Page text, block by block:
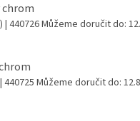
chrom
| 440726Můžeme doručit do:
| 440725 Můžeme doručit do: